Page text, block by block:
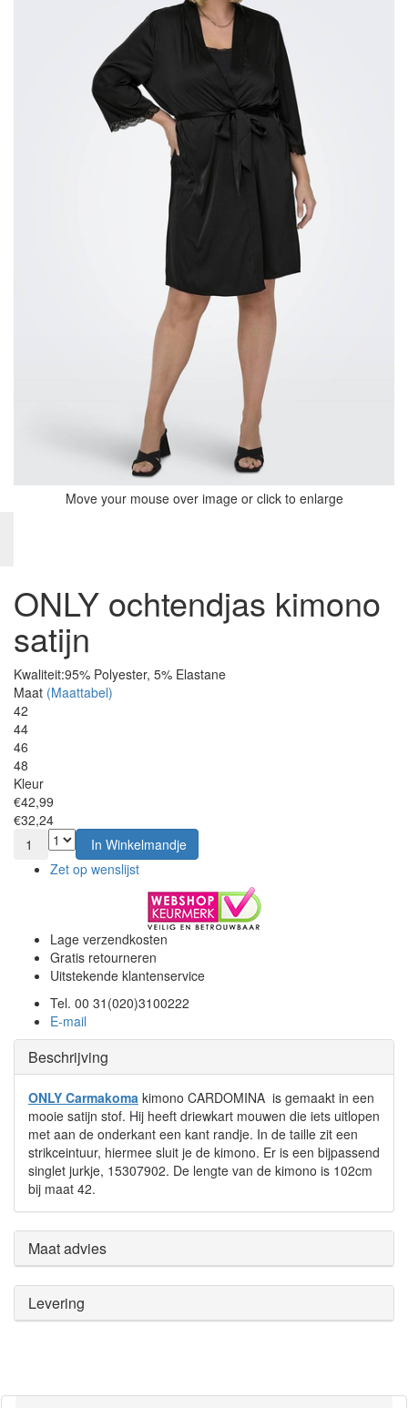
Move your mouse over image or click to enlarge
ONLY ochtendjas kimono
satijn
Kwaliteit:95% Polyester, 5% Elastane
Maat (Maattabel)
42
44
46
48
Kleur
€42,99
€32,24
1
In Winkelmandje
Zet op wenslijst
Lage verzendkosten
Gratis retourneren
Uitstekende klantenservice
Tel. 00 31(020)3100222
E-mail
Beschrijving
ONLY Carmakoma kimono CARDOMINA is gemaakt in een
mooie satijn stof. Hij heeft driewkart mouwen die iets uitlopen
met aan de onderkant een kant randje. In de taille zit een
strikceintuur, hiermee sluit je de kimono. Er is een bijpassend
singlet jurkje, 15307902. De lengte van de kimono is 102cm
bij maat 42.
Maat advies
Levering